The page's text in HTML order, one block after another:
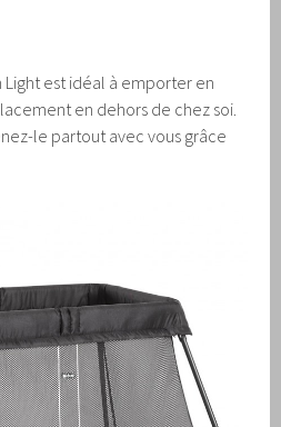
est idéal à emporter en
en dehors de chez soi.
le partout avec vous grâce